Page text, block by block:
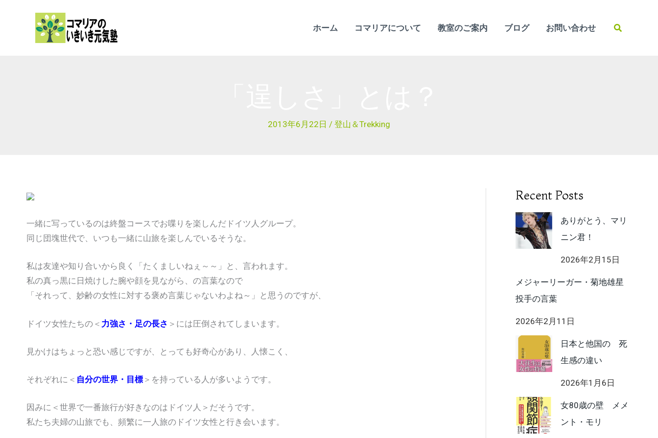
ホーム コマリアについて 教室のご案内 ブログ お問い合わせ
検
2013年6月22日 / 登山＆Trekking
一緒に写っているのは終盤コースでお喋りを楽しんだドイツ人グループ。
同じ団塊世代で、いつも一緒に山旅を楽しんでいるそうな。
私は友達や知り合いから良く「たくましいねぇ～～」と、言われます。
私の真っ黒に日焼けした腕や顔を見ながら、の言葉なので
「それって、妙齢の女性に対する褒め言葉じゃないわよね～」と思うのですが、
ドイツ女性たちの＜ 力強さ・足の長さ ＞には圧倒されてしまいます。
見かけはちょっと恐い感じですが、とっても好奇心があり、人懐こく、
それぞれに＜ 自分の世界・目標 ＞を持っている人が多いようです。
因みに＜世界で一番旅行が好きなのはドイツ人＞だそうです。
私たち夫婦の山旅でも、頻繁に一人旅のドイツ女性と行き会います。
Recent Posts
ありがとう、マリ
ニン君！
2026年2月15日
メジャーリーガー・菊地雄星
投手の言葉
2026年2月11日
日本と他国の 死
生感の違い
2026年1月6日
女80歳の壁 メメ
ント・モリ